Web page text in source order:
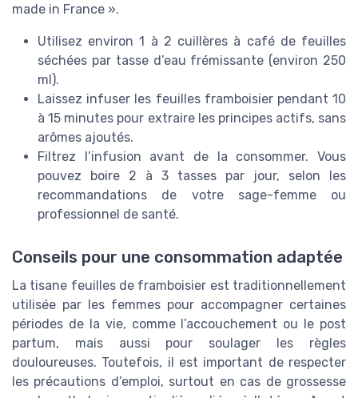
made in France ».
Utilisez environ 1 à 2 cuillères à café de feuilles
séchées par tasse d’eau frémissante (environ 250
ml).
Laissez infuser les feuilles framboisier pendant 10
à 15 minutes pour extraire les principes actifs, sans
arômes ajoutés.
Filtrez l’infusion avant de la consommer. Vous
pouvez boire 2 à 3 tasses par jour, selon les
recommandations de votre sage-femme ou
professionnel de santé.
Conseils pour une consommation adaptée
La tisane feuilles de framboisier est traditionnellement
utilisée par les femmes pour accompagner certaines
périodes de la vie, comme l’accouchement ou le post
partum, mais aussi pour soulager les règles
douloureuses. Toutefois, il est important de respecter
les précautions d’emploi, surtout en cas de grossesse